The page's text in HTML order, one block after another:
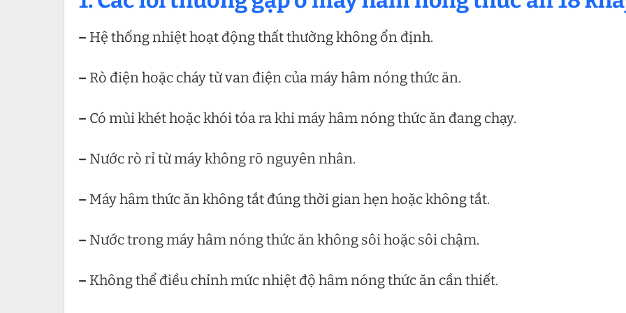
– Hệ thống nhiệt hoạt động thất thường không ổn định.
– Rò điện hoặc cháy từ van điện của máy hâm nóng thức ăn.
– Có mùi khét hoặc khói tỏa ra khi máy hâm nóng thức ăn đang chạy.
– Nước rò rỉ từ máy không rõ nguyên nhân.
– Máy hâm thức ăn không tắt đúng thời gian hẹn hoặc không tắt.
– Nước trong máy hâm nóng thức ăn không sôi hoặc sôi chậm.
– Không thể điều chỉnh mức nhiệt độ hâm nóng thức ăn cần thiết.